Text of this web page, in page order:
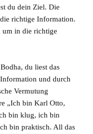
du dein Ziel. Die
richtige Information.
um in die richtige
du liest das
und durch
Vermutung
„Ich bin Karl Otto,
bin klug, ich bin
bin praktisch. All das